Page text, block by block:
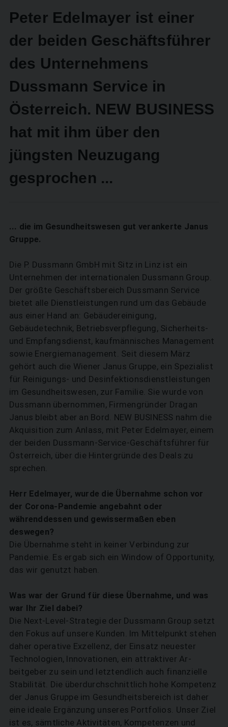
Peter Edelmayer ist einer
der beiden Geschäftsführer
des Unternehmens
Dussmann Service in
Österreich. NEW BUSINESS
hat mit ihm über den
jüngsten Neuzugang
gesprochen ...
... die im Gesundheitswesen gut verankerte Janus
Gruppe.
Die P. Dussmann GmbH mit Sitz in Linz ist ein
Unternehmen der internationalen Dussmann Group.
Der größte Geschäftsbereich Dussmann Service
bietet alle Dienstleistungen rund um das Gebäude
aus einer Hand an: Gebäudereinigung,
Gebäudetechnik, Betriebsverpflegung, Sicherheits-
und Empfangsdienst, kaufmännisches Management
sowie Energiemanagement. Seit diesem März
gehört auch die Wiener Janus Gruppe, ein Spezialist
für Reinigungs- und Desinfektionsdienstleistungen
im Gesundheitswesen, zur Familie. Sie wurde von
Dussmann übernommen, Firmengründer Dragan
Janus bleibt aber an Bord. NEW BUSINESS nahm die
Akquisition zum Anlass, mit Peter ­Edelmayer, einem
der beiden Dussmann-Service-Geschäftsführer für
Österreich, über die Hintergründe des Deals zu
sprechen.
Herr Edelmayer, wurde die Übernahme schon vor
der Corona-Pandemie angebahnt oder
währenddessen und gewissermaßen eben
deswegen?
Die Übernahme steht in keiner Verbindung zur
Pandemie. Es ergab sich ein Window of Opportunity,
das wir genutzt haben.
Was war der Grund für diese Übernahme, und was
war Ihr Ziel dabei?
Die Next-Level-Strategie der Dussmann Group setzt
den Fokus auf unsere Kunden. Im Mittelpunkt stehen
daher operative Exzellenz, der Einsatz neuester
Technologien, Innovationen, ein attraktiver Ar­­
beitgeber zu sein und letztendlich auch finanzielle
Stabilität. Die überdurchschnittlich hohe Kompetenz
der Janus Gruppe im Gesundheitsbereich ist daher
eine ideale Ergänzung unseres Portfolios. Unser Ziel
ist es, sämtliche Aktivitäten, Kompetenzen und